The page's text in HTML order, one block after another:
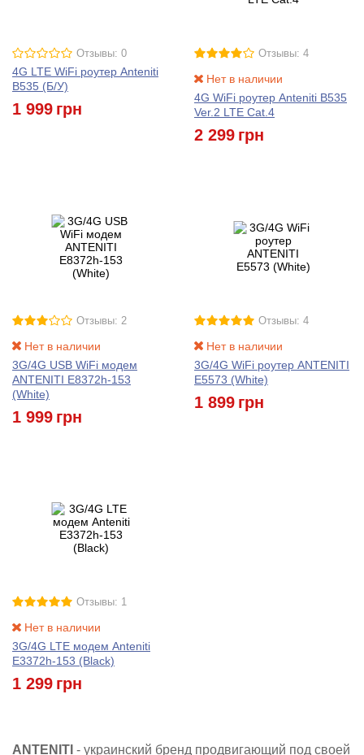
Отзывы: 0
4G LTE WiFi роутер Anteniti
B535 (Б/У)
1 999 грн
Отзывы: 4
Нет в наличии
4G WiFi роутер Anteniti B535
Ver.2 LTE Cat.4
2 299 грн
Отзывы: 2
Нет в наличии
3G/4G USB WiFi модем
ANTENITI E8372h-153
(White)
1 999 грн
Отзывы: 4
Нет в наличии
3G/4G WiFi роутер ANTENITI
E5573 (White)
1 899 грн
Отзывы: 1
Нет в наличии
3G/4G LTE модем Anteniti
E3372h-153 (Black)
1 299 грн
ANTENITI - украинский бренд продвигающий под своей